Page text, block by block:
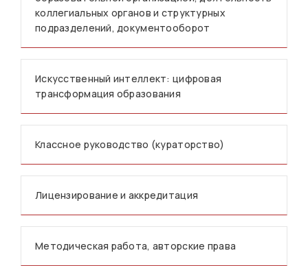
коллегиальных органов и структурных
подразделений, документооборот
Искусственный интеллект: цифровая
трансформация образования
Классное руководство (кураторство)
Лицензирование и аккредитация
Методическая работа, авторские права